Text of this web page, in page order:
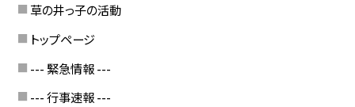
草の井っ子の活動
トップページ
--- 緊急情報 ---
--- 行事速報 ---